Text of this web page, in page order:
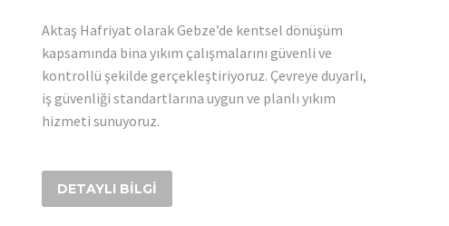
Aktaş Hafriyat olarak Gebze’de kentsel dönüşüm
kapsamında bina yıkım çalışmalarını güvenli ve
kontrollü şekilde gerçekleştiriyoruz. Çevreye duyarlı,
iş güvenliği standartlarına uygun ve planlı yıkım
hizmeti sunuyoruz.
DETAYLI BILGI